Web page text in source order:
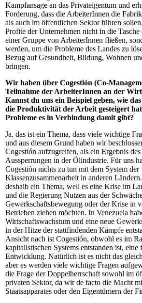
Kampfansage an das Privateigentum und
Forderung, dass die ArbeiterInnen die
als auch im öffentlichen Sektor führen
Profite der Unternehmen nicht in die Tasche
einer Gruppe von ArbeiterInnen fließen,
werden, um die Probleme des Landes zu
Bezug auf Gesundheit, Bildung, Wohnen
bringen.
Wir haben über Cogestión (Co-
Teilnahme der ArbeiterInnen an der
Kannst du uns ein Beispiel geben, wie
die Produktivität der Arbeit gesteigert
Probleme es in Verbindung damit gibt?
Ja, das ist ein Thema, dass viele wichtige
und aus diesem Grund haben wir
Cogestión aufzugreifen, als ein Ergebnis
Aussperrungen in der Ölindustrie. Für uns
Cogestión nichts zu tun mit dem System der
Klassenzusammenarbeit in anderen
deshalb ein Thema, weil es eine Krise im
und die Regierung Nutzen aus der
Gewerkschaftsbewegung oder der Krise in
Betrieben ziehen möchten. In Venezuela
Wirtschaftswachstum und eine neue
in der Hitze der stattfindenden Kämpfe
Ansicht nach ist Cogestión, obwohl es im
kapitalistischen Systems entstanden ist,
Entwicklung. Natürlich ist es nicht das
aber es werden viele wichtige Fragen
die Frage der Doppelherrschaft sowohl im
privaten Sektor, da wir de facto die Macht
Staatsapparates oder den Eigentümern der